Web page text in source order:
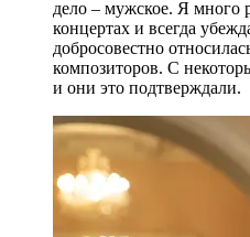
дело – мужское. Я много
концертах и всегда
добросовестно
композиторов. С
и они это подтверждали.